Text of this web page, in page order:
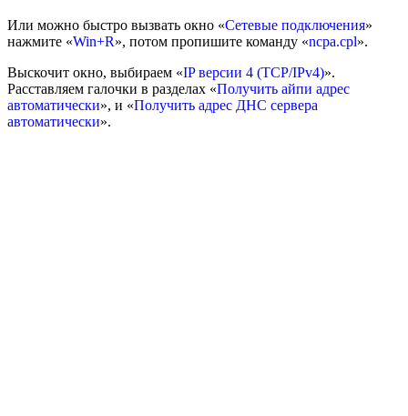
Или можно быстро вызвать окно «Сетевые подключения»
нажмите «Win+R», потом пропишите команду «ncpa.cpl».
Выскочит окно, выбираем «IP версии 4 (TCP/IPv4)».
Расставляем галочки в разделах «Получить айпи адрес
автоматически», и «Получить адрес ДНС сервера
автоматически».